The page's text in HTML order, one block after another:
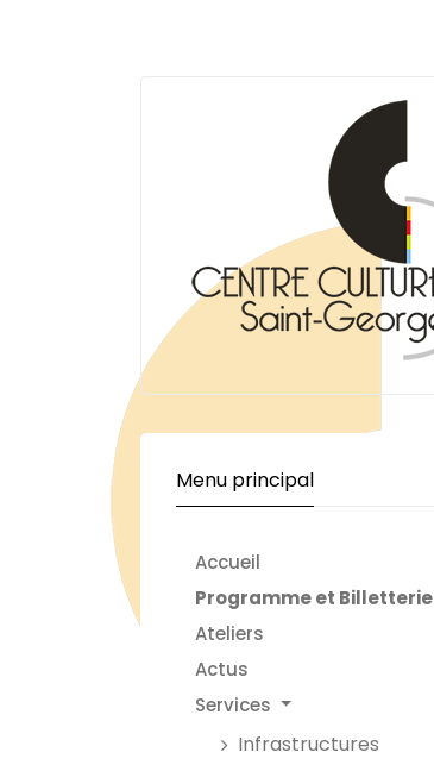
Menu principal
Accueil
Programme et Billetterie
Ateliers
Actus
Services
Infrastructures